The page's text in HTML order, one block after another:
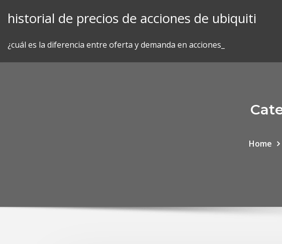
historial de precios de acciones de ubiquiti
¿cuál es la diferencia entre oferta y demanda en acciones_
Home